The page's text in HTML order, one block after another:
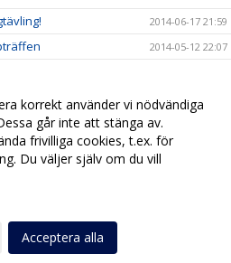
2014-06-17 21:59
2014-05-12 22:07
2014-03-17 22:02
2013-11-26 22:14
2013-10-17 22:17
korrekt använder vi nödvändiga
går inte att stänga av.
frivilliga cookies, t.ex. för
Du väljer själv om du vill
Acceptera alla